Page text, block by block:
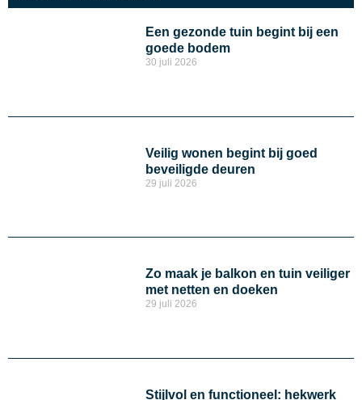
Een gezonde tuin begint bij een
goede bodem
30 juli 2026
Veilig wonen begint bij goed
beveiligde deuren
29 juli 2026
Zo maak je balkon en tuin veiliger
met netten en doeken
29 juli 2026
Stijlvol en functioneel: hekwerk